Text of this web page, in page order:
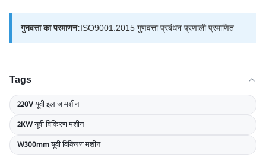
गुनवत्ता का परमाणन:ISO9001:2015 गुणवत्ता प्रबंधन प्रणाली प्रमाणित
Tags
220V यूवी इलाज मशीन
2KW यूवी विकिरण मशीन
W300mm यूवी विकिरण मशीन